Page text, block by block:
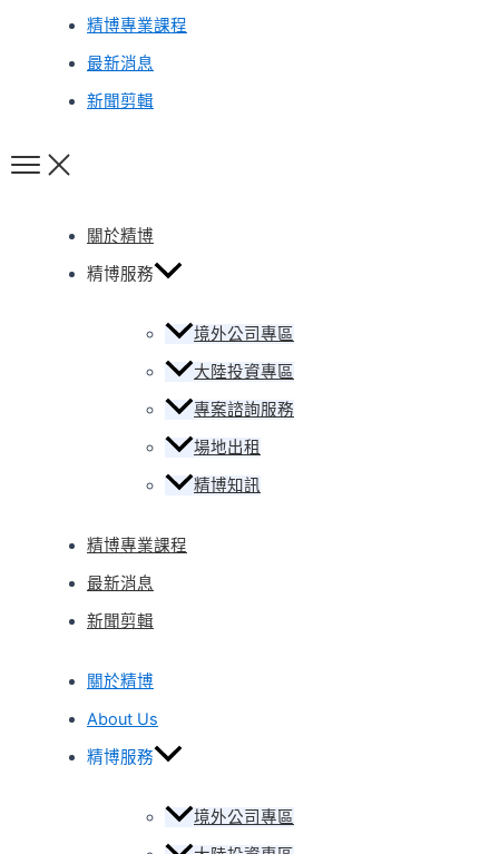
精博專業課程
最新消息
新聞剪輯
關於精博
精博服務
境外公司專區
大陸投資專區
專案諮詢服務
場地出租
精博知訊
精博專業課程
最新消息
新聞剪輯
關於精博
About Us
精博服務
境外公司專區